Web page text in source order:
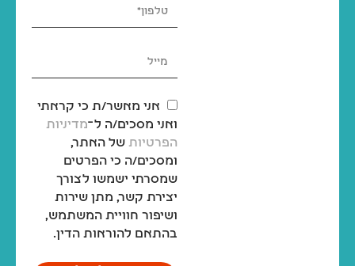
אני מאשר/ת כי קראתי
ואני מסכים/ה ל־מדיניות
הפרטיות של האתר,
ומסכים/ה כי הפרטים
שמסרתי ישמשו לצורך
יצירת קשר, מתן שירות
ושיפור חוויית המשתמש,
בהתאם להוראות הדין.